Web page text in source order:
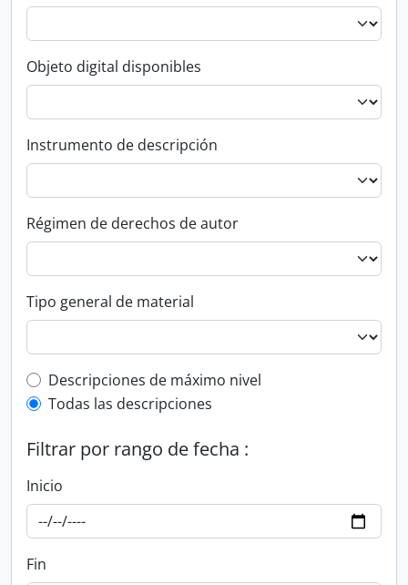
Objeto digital disponibles
Instrumento de descripción
Régimen de derechos de autor
Tipo general de material
Top-level description filter
Descripciones de máximo nivel
Todas las descripciones
Filtrar por rango de fecha :
Inicio
Fin